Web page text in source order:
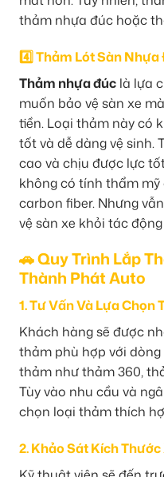
thảm nhựa đúc hoặc
4️⃣ Thảm Lót Sàn
Thảm nhựa đúc là lựa
muốn bảo vệ sàn xe
tiền. Loại thảm này có
tốt và dễ dàng vệ sinh.
cao và chịu được lực
không có tính thẩm
carbon fiber. Nhưng
vệ sàn xe khỏi tác
🚗 Quy Trình Lắp
Thành Phát Auto
1. Tư Vấn Và Lựa Chọn
Khách hàng sẽ được
thảm phù hợp với
thảm như thảm 360,
Tùy vào nhu cầu và
chọn loại thảm thích
2. Khảo Sát Kích Thước